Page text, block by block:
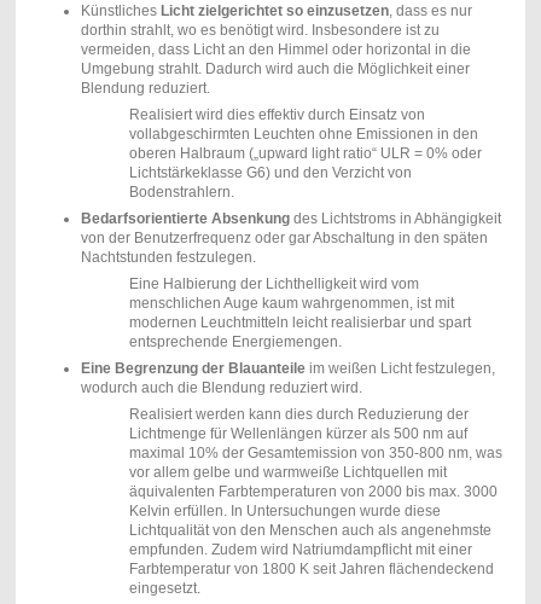
Künstliches Licht zielgerichtet so einzusetzen, dass es nur
dorthin strahlt, wo es benötigt wird. Insbesondere ist zu
vermeiden, dass Licht an den Himmel oder horizontal in die
Umgebung strahlt. Dadurch wird auch die Möglichkeit einer
Blendung reduziert.
Realisiert wird dies effektiv durch Einsatz von
vollabgeschirmten Leuchten ohne Emissionen in den
oberen Halbraum („upward light ratio“ ULR = 0% oder
Lichtstärkeklasse G6) und den Verzicht von
Bodenstrahlern.
Bedarfsorientierte Absenkungdes Lichtstroms in Abhängigkeit
von der Benutzerfrequenz oder gar Abschaltung in den späten
Nachtstunden festzulegen.
Eine Halbierung der Lichthelligkeit wird vom
menschlichen Auge kaum wahrgenommen, ist mit
modernen Leuchtmitteln leicht realisierbar und spart
entsprechende Energiemengen.
Eine Begrenzung der Blauanteileim weißen Licht festzulegen,
wodurch auch die Blendung reduziert wird.
Realisiert werden kann dies durch Reduzierung der
Lichtmenge für Wellenlängen kürzer als 500 nm auf
maximal 10% der Gesamtemission von 350-800 nm, was
vor allem gelbe und warmweiße Lichtquellen mit
äquivalenten Farbtemperaturen von 2000 bis max. 3000
Kelvin erfüllen. In Untersuchungen wurde diese
Lichtqualität von den Menschen auch als angenehmste
empfunden. Zudem wird Natriumdampflicht mit einer
Farbtemperatur von 1800 K seit Jahren flächendeckend
eingesetzt.